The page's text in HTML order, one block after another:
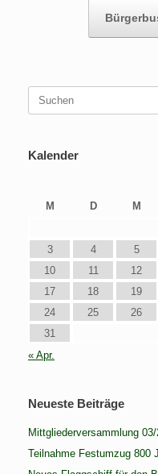
Suchen
Kalender
M
D M
3
4 5
10
11 12
17
18 19
24
25 26
31
« Apr.
Neueste Beiträge
Mittgliederversammlung
Teilnahme Festumzug 800